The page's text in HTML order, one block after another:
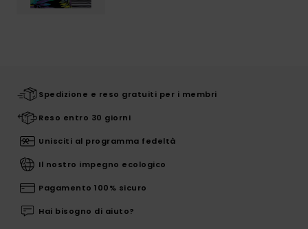
Spedizione e reso gratuiti per i membri
Reso entro 30 giorni
Unisciti al programma fedeltà
Il nostro impegno ecologico
Pagamento 100% sicuro
Hai bisogno di aiuto?